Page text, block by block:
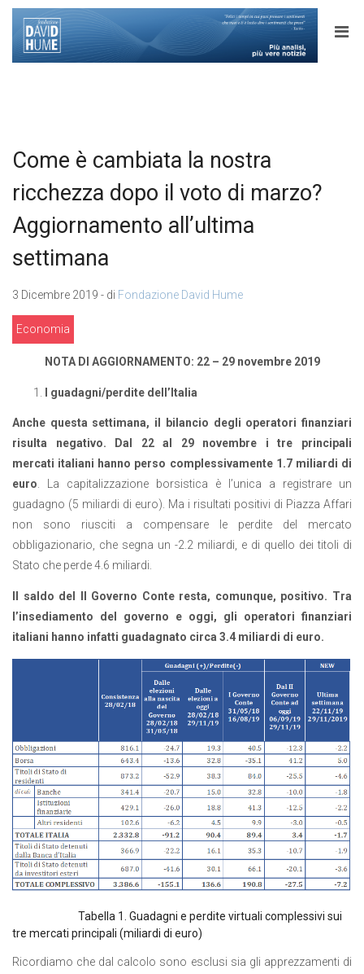
Come è cambiata la nostra
ricchezza dopo il voto di marzo?
Aggiornamento all’ultima
settimana
3 Dicembre 2019 - di Fondazione David Hume
Economia
NOTA DI AGGIORNAMENTO: 22 – 29 novembre 2019
I guadagni/perdite dell’Italia
Anche questa settimana, il bilancio degli operatori finanziari
risulta negativo. Dal 22 al 29 novembre i tre principali
mercati italiani hanno perso complessivamente 1.7 miliardi di
euro. La capitalizzazione borsistica è l’unica a registrare un
guadagno (5 miliardi di euro). Ma i risultati positivi di Piazza Affari
non sono riusciti a compensare le perdite del mercato
obbligazionario, che segna un -2.2 miliardi, e di quello dei titoli di
Stato che perde 4.6 miliardi.
Il saldo del II Governo Conte resta, comunque, positivo. Tra
l’insediamento del governo e oggi, gli operatori finanziari
italiani hanno infatti guadagnato circa 3.4 miliardi di euro.
Tabella 1. Guadagni e perdite virtuali complessivi sui
tre mercati principali (miliardi di euro)
Ricordiamo che dal calcolo sono esclusi sia gli apprezzamenti di